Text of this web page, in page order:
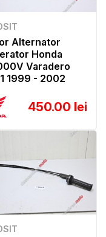
Alternator
Honda
Varadero
1999 - 2002
450.00 lei